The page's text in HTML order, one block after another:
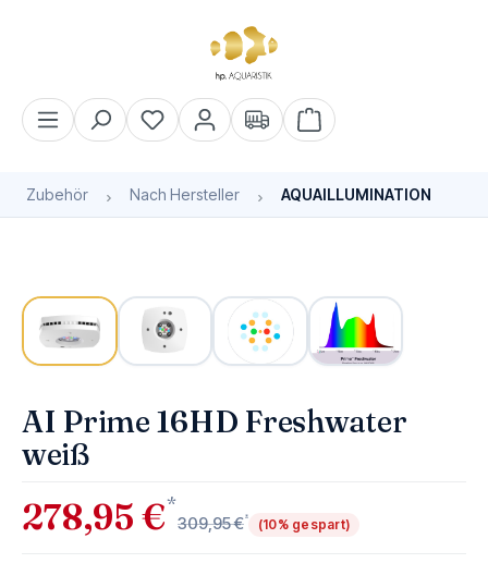
Warenkorb enthält 0
Zubehör Nach Hersteller AQUAILLUMINATION
AI Prime 16HD Freshwater
weiß
278,95 €*
309,95 €* (10% gespart)